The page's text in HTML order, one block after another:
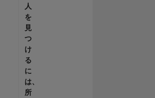
人
を
見
つ
け
る
に
は、
所